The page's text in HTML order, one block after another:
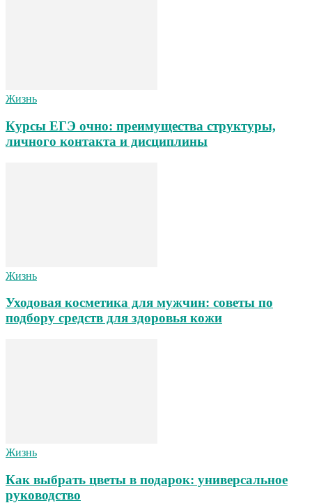
Жизнь
Курсы ЕГЭ очно: преимущества структуры,
личного контакта и дисциплины
Жизнь
Уходовая косметика для мужчин: советы по
подбору средств для здоровья кожи
Жизнь
Как выбрать цветы в подарок: универсальное
руководство